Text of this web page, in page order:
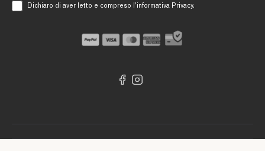
Dichiaro di aver letto e compreso l’informativa Privacy.